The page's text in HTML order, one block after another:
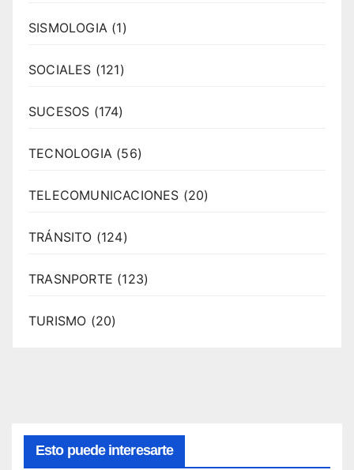
SISMOLOGIA (1)
SOCIALES (121)
SUCESOS (174)
TECNOLOGIA (56)
TELECOMUNICACIONES (20)
TRÁNSITO (124)
TRASNPORTE (123)
TURISMO (20)
Esto puede interesarte